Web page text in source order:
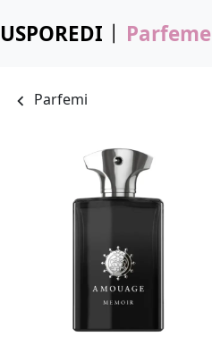
USPOREDI Parfeme
Parfemi